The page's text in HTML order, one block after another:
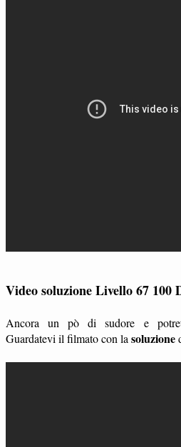
Video soluzione Livello 67 100
Ancora un pò di sudore e
Guardatevi il filmato con la soluzione